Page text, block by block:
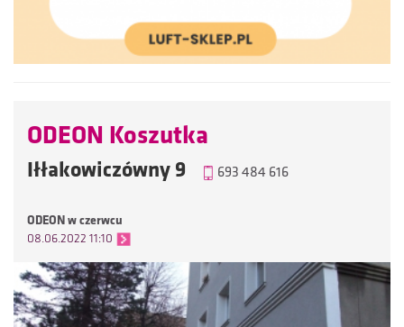
ODEON Koszutka
Iłłakowiczówny 9 693 484 616
ODEON w czerwcu
08.06.2022 11:10